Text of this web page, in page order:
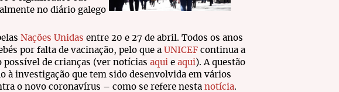
no diário galego
Nações Unidas entre 20 e 27 de abril. Todos os anos
por falta de vacinação, pelo que a UNICEF continua a
de crianças (ver notícias aqui e aqui). A questão
à investigação que tem sido desenvolvida em vários
o novo coronavírus – como se refere nesta notícia.